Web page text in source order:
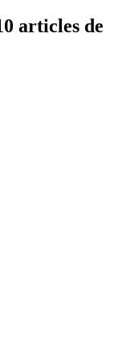
articles de